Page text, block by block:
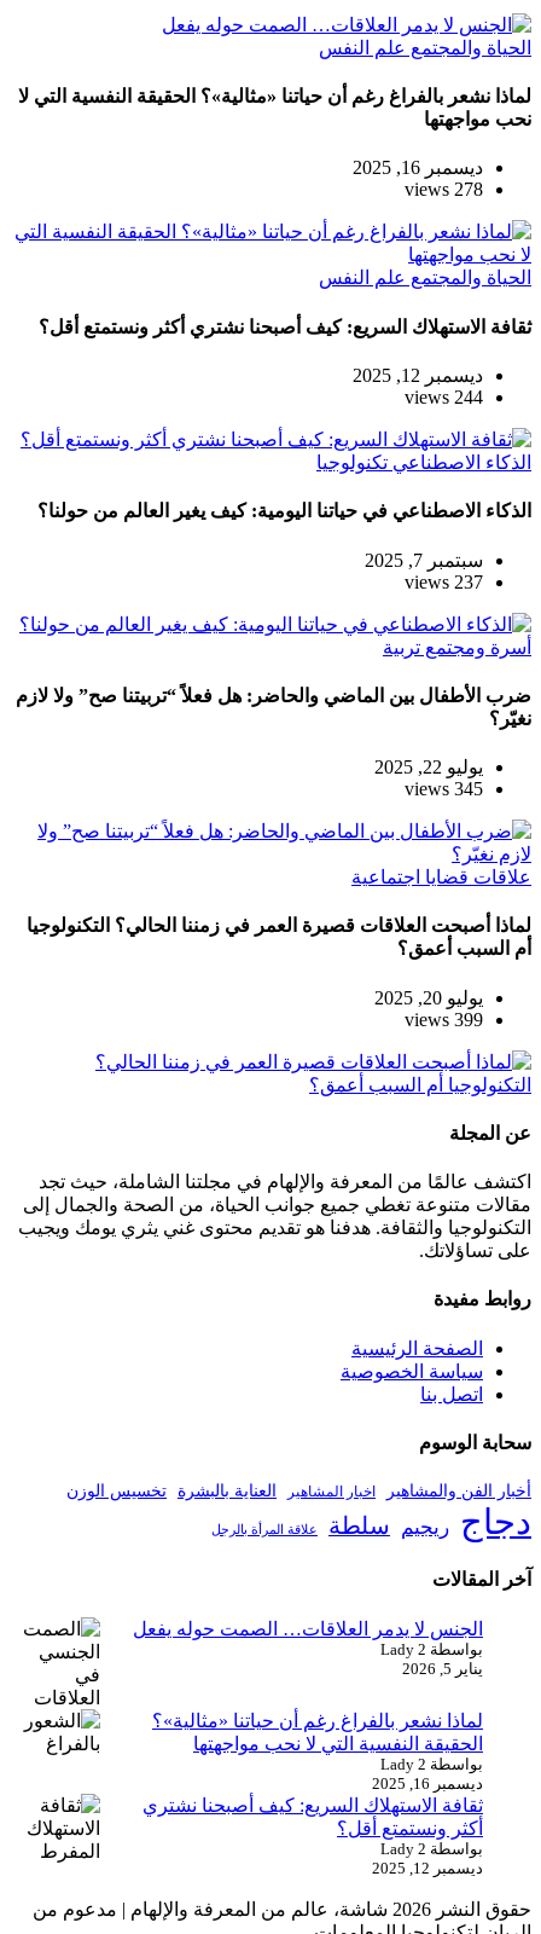
الحياة والمجتمع علم النفس
لماذا نشعر بالفراغ رغم أن حياتنا «مثالية»؟ الحقيقة النفسية التي لا
نحب مواجهتها
ديسمبر 16, 2025
278 views
الحياة والمجتمع علم النفس
ثقافة الاستهلاك السريع: كيف أصبحنا نشتري أكثر ونستمتع أقل؟
ديسمبر 12, 2025
244 views
الذكاء الاصطناعي تكنولوجيا
الذكاء الاصطناعي في حياتنا اليومية: كيف يغير العالم من حولنا؟
سبتمبر 7, 2025
237 views
أسرة ومجتمع تربية
ضرب الأطفال بين الماضي والحاضر: هل فعلاً “تربيتنا صح” ولا لازم
نغيّر؟
يوليو 22, 2025
345 views
علاقات قضايا اجتماعية
لماذا أصبحت العلاقات قصيرة العمر في زمننا الحالي؟ التكنولوجيا
أم السبب أعمق؟
يوليو 20, 2025
399 views
عن المجلة
اكتشف عالمًا من المعرفة والإلهام في مجلتنا الشاملة، حيث تجد
مقالات متنوعة تغطي جميع جوانب الحياة، من الصحة والجمال إلى
التكنولوجيا والثقافة. هدفنا هو تقديم محتوى غني يثري يومك ويجيب
على تساؤلاتك.
روابط مفيدة
الصفحة الرئيسية
سياسة الخصوصية
اتصل بنا
سحابة الوسوم
أخبار الفن والمشاهير اخبار المشاهير العناية بالبشرة تخسيس الوزن
دجاج ريجيم سلطة علاقة المرأة بالرجل
آخر المقالات
الجنس لا يدمر العلاقات… الصمت حوله يفعل
بواسطة Lady 2
يناير 5, 2026
لماذا نشعر بالفراغ رغم أن حياتنا «مثالية»؟
الحقيقة النفسية التي لا نحب مواجهتها
بواسطة Lady 2
ديسمبر 16, 2025
ثقافة الاستهلاك السريع: كيف أصبحنا نشتري
أكثر ونستمتع أقل؟
بواسطة Lady 2
ديسمبر 12, 2025
حقوق النشر 2026 شاشة، عالم من المعرفة والإلهام | مدعوم من